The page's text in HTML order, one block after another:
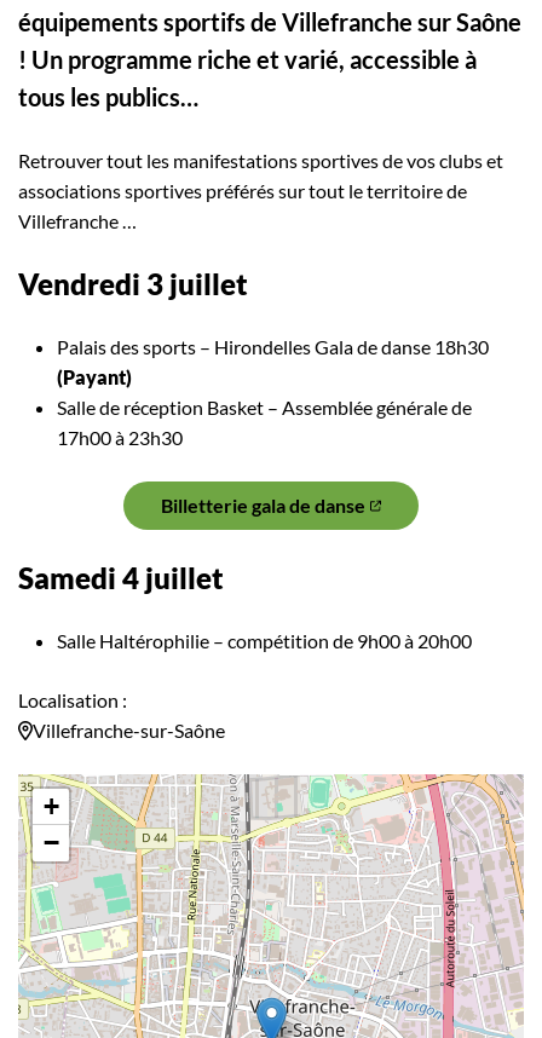
équipements sportifs de Villefranche sur Saône
! Un programme riche et varié, accessible à
tous les publics…
Retrouver tout les manifestations sportives de vos clubs et
associations sportives préférés sur tout le territoire de
Villefranche …
Vendredi 3 juillet
Palais des sports – Hirondelles Gala de danse 18h30
(Payant)
Salle de réception Basket – Assemblée générale de
17h00 à 23h30
Billetterie gala de danse
Samedi 4 juillet
Salle Haltérophilie – compétition de 9h00 à 20h00
Localisation :
Villefranche-sur-Saône
+
−